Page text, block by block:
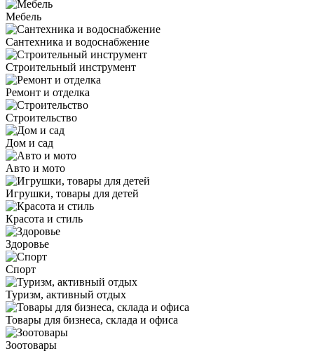
Мебель
Сантехника и водоснабжение
Строительный инструмент
Ремонт и отделка
Строительство
Дом и сад
Авто и мото
Игрушки, товары для детей
Красота и стиль
Здоровье
Спорт
Туризм, активный отдых
Товары для бизнеса, склада и офиса
Зоотовары